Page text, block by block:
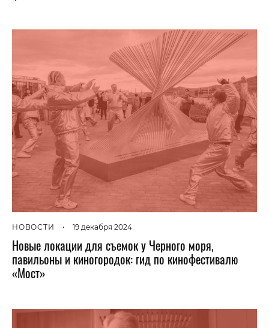
НОВОСТИ • 19 декабря 2024
Новые локации для съемок у Черного моря,
павильоны и киногородок: гид по кинофестивалю
«Мост»